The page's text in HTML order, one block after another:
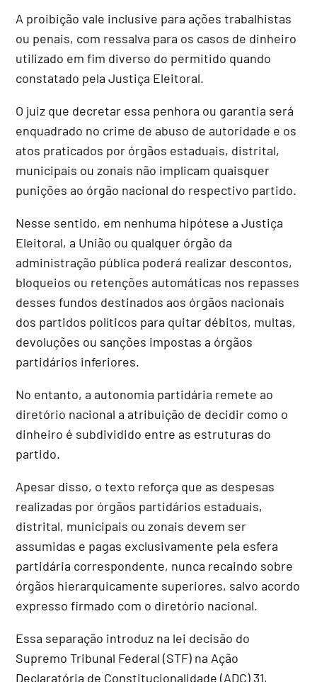
A proibição vale inclusive para ações trabalhistas
ou penais, com ressalva para os casos de dinheiro
utilizado em fim diverso do permitido quando
constatado pela Justiça Eleitoral.
O juiz que decretar essa penhora ou garantia será
enquadrado no crime de abuso de autoridade e os
atos praticados por órgãos estaduais, distrital,
municipais ou zonais não implicam quaisquer
punições ao órgão nacional do respectivo partido.
Nesse sentido, em nenhuma hipótese a Justiça
Eleitoral, a União ou qualquer órgão da
administração pública poderá realizar descontos,
bloqueios ou retenções automáticas nos repasses
desses fundos destinados aos órgãos nacionais
dos partidos políticos para quitar débitos, multas,
devoluções ou sanções impostas a órgãos
partidários inferiores.
No entanto, a autonomia partidária remete ao
diretório nacional a atribuição de decidir como o
dinheiro é subdividido entre as estruturas do
partido.
Apesar disso, o texto reforça que as despesas
realizadas por órgãos partidários estaduais,
distrital, municipais ou zonais devem ser
assumidas e pagas exclusivamente pela esfera
partidária correspondente, nunca recaindo sobre
órgãos hierarquicamente superiores, salvo acordo
expresso firmado com o diretório nacional.
Essa separação introduz na lei decisão do
Supremo Tribunal Federal (STF) na Ação
Declaratória de Constitucionalidade (ADC) 31,